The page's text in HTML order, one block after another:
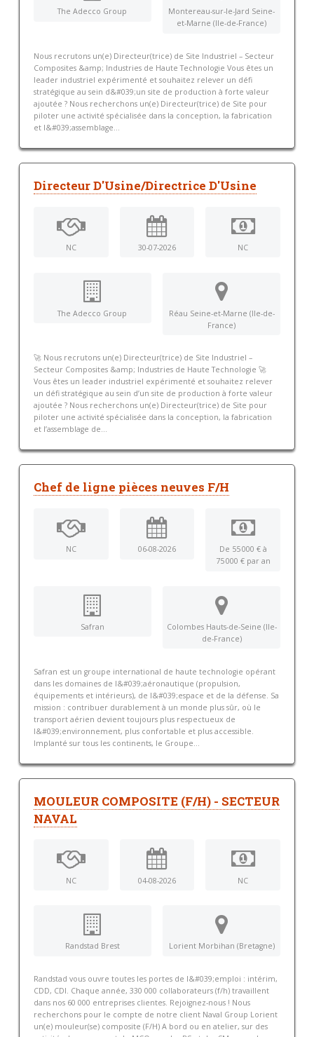
The Adecco Group
Montereau-sur-le-Jard Seine-
et-Marne (Ile-de-France)
Nous recrutons un(e) Directeur(trice) de Site Industriel – Secteur
Composites &amp; Industries de Haute Technologie Vous êtes un
leader industriel expérimenté et souhaitez relever un défi
stratégique au sein d&#039;un site de production à forte valeur
ajoutée ? Nous recherchons un(e) Directeur(trice) de Site pour
piloter une activité spécialisée dans la conception, la fabrication
et l&#039;assemblage...
Directeur D'Usine/Directrice D'Usine
NC 30-07-2026 NC
The Adecco Group
Réau Seine-et-Marne (Ile-de-
France)
🚀 Nous recrutons un(e) Directeur(trice) de Site Industriel –
Secteur Composites &amp; Industries de Haute Technologie 🚀
Vous êtes un leader industriel expérimenté et souhaitez relever
un défi stratégique au sein d’un site de production à forte valeur
ajoutée ? Nous recherchons un(e) Directeur(trice) de Site pour
piloter une activité spécialisée dans la conception, la fabrication
et l’assemblage de...
Chef de ligne pièces neuves F/H
NC 06-08-2026
De 55 000 € à
75 000 € par an
Safran
Colombes Hauts-de-Seine (Ile-
de-France)
Safran est un groupe international de haute technologie opérant
dans les domaines de l&#039;aéronautique (propulsion,
équipements et intérieurs), de l&#039;espace et de la défense. Sa
mission : contribuer durablement à un monde plus sûr, où le
transport aérien devient toujours plus respectueux de
l&#039;environnement, plus confortable et plus accessible.
Implanté sur tous les continents, le Groupe...
MOULEUR COMPOSITE (F/H) - SECTEUR
NAVAL
NC 04-08-2026 NC
Randstad Brest Lorient Morbihan (Bretagne)
Randstad vous ouvre toutes les portes de l&#039;emploi : intérim,
CDD, CDI. Chaque année, 330 000 collaborateurs (f/h) travaillent
dans nos 60 000 entreprises clientes. Rejoignez-nous ! Nous
recherchons pour le compte de notre client Naval Group Lorient
un(e) mouleur(se) composite (F/H) A bord ou en atelier, sur des